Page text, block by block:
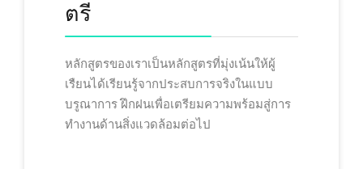
ตรี
หลักสูตรของเราเป็นหลักสูตรที่มุ่งเน้นให้ผู้
เรืยนได้เรียนรู้จากประสบการจริงในแบบ
บรูณาการ ฝึกฝนเพื่อเตรียมความพร้อมสู่การ
ทำงานด้านสิ่งแวดล้อมต่อไป